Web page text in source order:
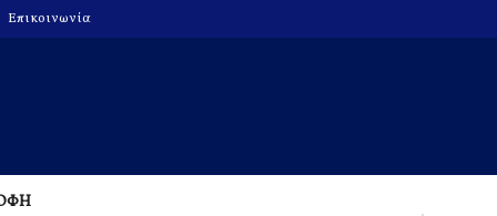
Επικοινωνία